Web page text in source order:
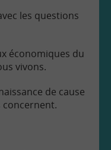
les questions
économiques du
vivons.
de cause
concernent.